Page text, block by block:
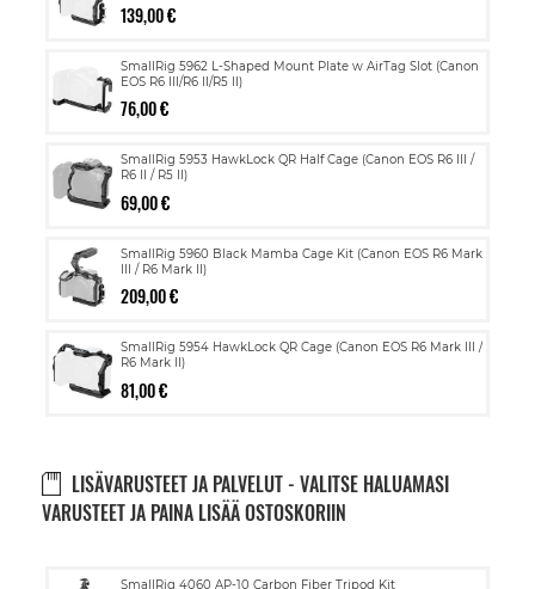
139,00 €
SmallRig 5962 L-Shaped Mount Plate w AirTag Slot (Canon
EOS R6 III/R6 II/R5 II)
76,00 €
SmallRig 5953 HawkLock QR Half Cage (Canon EOS R6 III /
R6 II / R5 II)
69,00 €
SmallRig 5960 Black Mamba Cage Kit (Canon EOS R6 Mark
III / R6 Mark II)
209,00 €
SmallRig 5954 HawkLock QR Cage (Canon EOS R6 Mark III /
R6 Mark II)
81,00 €
LISÄVARUSTEET JA PALVELUT - VALITSE HALUAMASI
VARUSTEET JA PAINA LISÄÄ OSTOSKORIIN
SmallRig 4060 AP-10 Carbon Fiber Tripod Kit
Lisää